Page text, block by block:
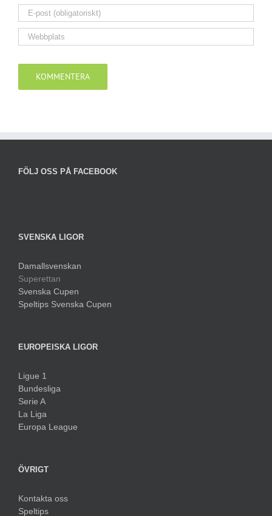
FÖLJ OSS PÅ FACEBOOK
SVENSKA LIGOR
Damallsvenskan
Superettan
Svenska Cupen
Speltips Svenska Cupen
EUROPEISKA LIGOR
Ligue 1
Bundesliga
Serie A
La Liga
Europa League
ÖVRIGT
Kontakta oss
Speltips